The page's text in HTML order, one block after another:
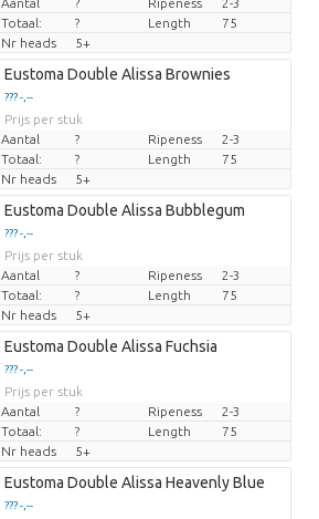
Aantal
? Ripeness
2-3
Totaal:
? Length
75
Nr heads
5+
Eustoma Double Alissa Brownies
??? -,--
Prijs per stuk
Aantal
? Ripeness
2-3
Totaal:
? Length
75
Nr heads
5+
Eustoma Double Alissa Bubblegum
??? -,--
Prijs per stuk
Aantal
? Ripeness
2-3
Totaal:
? Length
75
Nr heads
5+
Eustoma Double Alissa Fuchsia
??? -,--
Prijs per stuk
Aantal
? Ripeness
2-3
Totaal:
? Length
75
Nr heads
5+
Eustoma Double Alissa Heavenly Blue
??? -,--